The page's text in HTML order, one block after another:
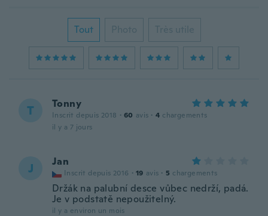
Tout Photo Très utile
T Tonny
Inscrit depuis 2018 · 60 avis · 4 chargements
il y a 7 jours
J Jan
Inscrit depuis 2016 · 19 avis · 5 chargements
Držák na palubní desce vůbec nedrží, padá.
Je v podstatě nepoužitelný.
il y a environ un mois